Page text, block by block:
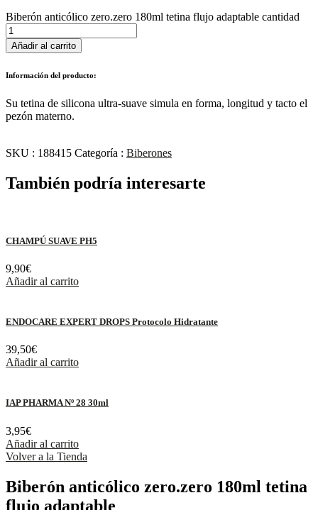
Biberón anticólico zero.zero 180ml tetina flujo adaptable cantidad
Añadir al carrito
Información del producto:
Su tetina de silicona ultra-suave simula en forma, longitud y tacto el
pezón materno.
SKU : 188415 Categoría : Biberones
También podría interesarte
CHAMPÚ SUAVE PH5
9,90€
Añadir al carrito
ENDOCARE EXPERT DROPS Protocolo Hidratante
39,50€
Añadir al carrito
IAP PHARMA Nº 28 30ml
3,95€
Añadir al carrito
Volver a la Tienda
Biberón anticólico zero.zero 180ml tetina
flujo adaptable